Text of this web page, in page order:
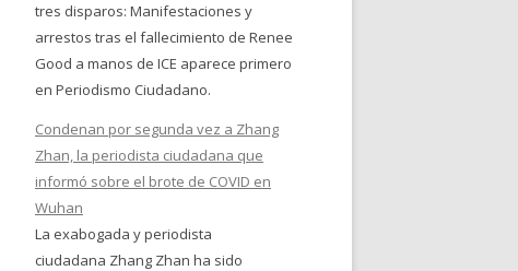
tres disparos: Manifestaciones y
arrestos tras el fallecimiento de Renee
Good a manos de ICE aparece primero
en Periodismo Ciudadano.
Condenan por segunda vez a Zhang
Zhan, la periodista ciudadana que
informó sobre el brote de COVID en
Wuhan
La exabogada y periodista
ciudadana Zhang Zhan ha sido